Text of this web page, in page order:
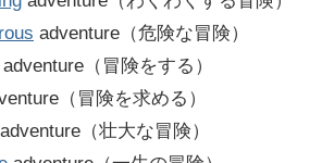
adventure（危険な冒険）
（冒険をする）
（冒険を求める）
adventure（壮大な冒険）